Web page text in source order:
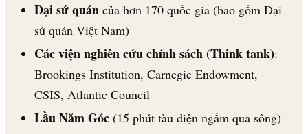
Đại sứ quáncủa hơn 170 quốc gia (bao gồm Đại
sứ quán Việt Nam)
Các viện nghiên cứu chính sách (Think tank):
Brookings Institution, Carnegie Endowment,
CSIS, Atlantic Council
Lầu Năm Góc(15 phút tàu điện ngầm qua sông)